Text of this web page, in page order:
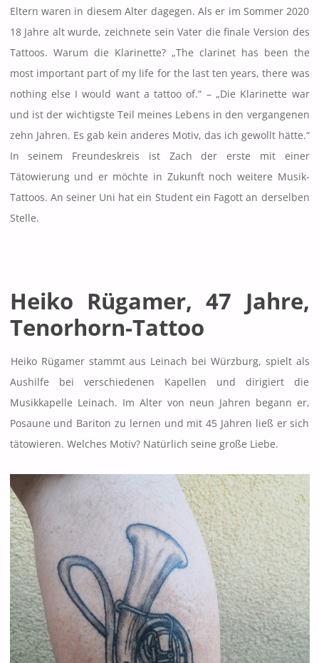
Eltern waren in diesem Alter dagegen. Als er im Sommer 2020
18 Jahre alt wurde, zeichnete sein Vater die finale Version des
Tattoos. Warum die Klarinette? „The clarinet has been the
most important part of my life for the last ten years, there was
nothing else I would want a tattoo of.“ – „Die Klarinette war
und ist der wichtigste Teil meines Lebens in den vergangenen
zehn Jahren. Es gab kein anderes Motiv, das ich gewollt hätte.“
In seinem Freundeskreis ist Zach der erste mit einer
Tätowierung und er möchte in Zukunft noch weitere Musik-
Tattoos. An seiner Uni hat ein Student ein Fagott an derselben
Stelle.
Heiko Rügamer, 47 Jahre,
Tenorhorn-Tattoo
Heiko Rügamer stammt aus Leinach bei Würzburg, spielt als
Aushilfe bei verschiedenen Kapellen und dirigiert die
Musikkapelle Leinach. Im Alter von neun Jahren begann er,
Posaune und Bariton zu lernen und mit 45 Jahren ließ er sich
tätowieren. Welches Motiv? Natürlich seine große Liebe.